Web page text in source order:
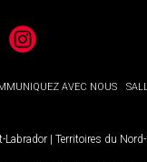
Instagram
AVEC NOUS
Labrador | Territoires du